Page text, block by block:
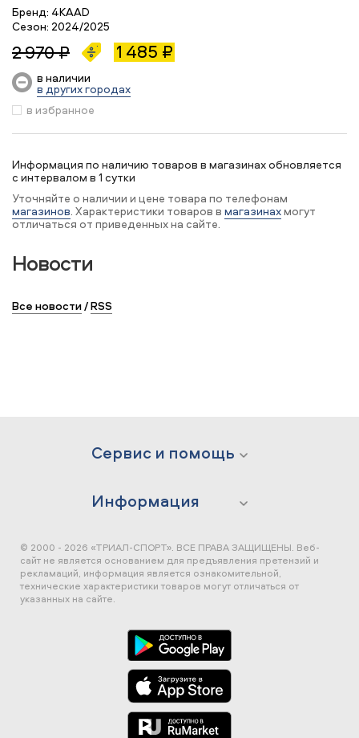
Бренд: 4KAAD
Сезон: 2024/2025
2 970 ₽ 1 485 ₽
в наличии
в других городах
в избранное
Информация по наличию товаров в магазинах обновляется
с интервалом в 1 сутки
Уточняйте о наличии и цене товара по телефонам
магазинов. Характеристики товаров в магазинахмогут
отличаться от приведенных на сайте.
Новости
Все новости/RSS
Сервис и помощь
Информация
© 2000 - 2026 «ТРИАЛ-СПОРТ». ВСЕ ПРАВА ЗАЩИЩЕНЫ. Веб-
сайт не является основанием для предъявления претензий и
рекламаций, информация является ознакомительной,
технические характеристики товаров могут отличаться от
указанных на сайте.